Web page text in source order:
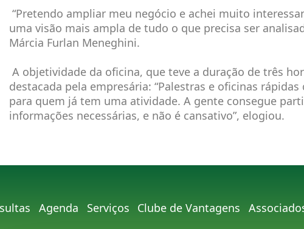
“Pretendo ampliar meu negócio e achei muito
uma visão mais ampla de tudo o que precisa ser
Márcia Furlan Meneghini.
A objetividade da oficina, que teve a duração de três
destacada pela empresária: “Palestras e oficinas
para quem já tem uma atividade. A gente consegue
informações necessárias, e não é cansativo”, elogiou.
Agenda Serviços Clube de Vantagens